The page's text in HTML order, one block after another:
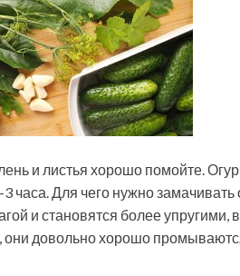
и листья хорошо помойте.
часа. Для чего нужно
и становятся более упругими,
они довольно хорошо